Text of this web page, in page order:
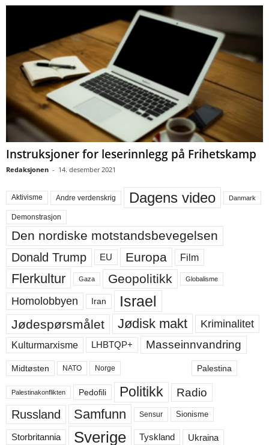
Instruksjoner for leserinnlegg på Frihetskamp
Redaksjonen - 14. desember 2021
Aktivisme Andre verdenskrig Dagens video Danmark
Demonstrasjon
Den nordiske motstandsbevegelsen
Donald Trump EU Europa Film
Flerkultur Gaza Geopolitikk Globalisme
Homolobbyen Iran Israel
Jødespørsmålet Jødisk makt Kriminalitet
Kulturmarxisme LHBTQP+ Masseinnvandring
Midtøsten NATO Norge Palestina
Palestinakonflikten Pedofili Politikk Radio
Russland Samfunn Sensur Sionisme
Storbritannia Sverige Tyskland Ukraina